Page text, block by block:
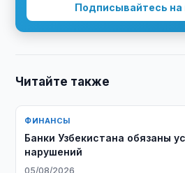
Подписывайтесь на
Читайте также
ФИНАНСЫ
Банки Узбекистана обязаны
нарушений
05/08/2026